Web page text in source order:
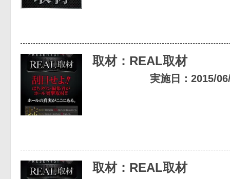
取材：REAL取材
実施日：2015/
取材：REAL取材